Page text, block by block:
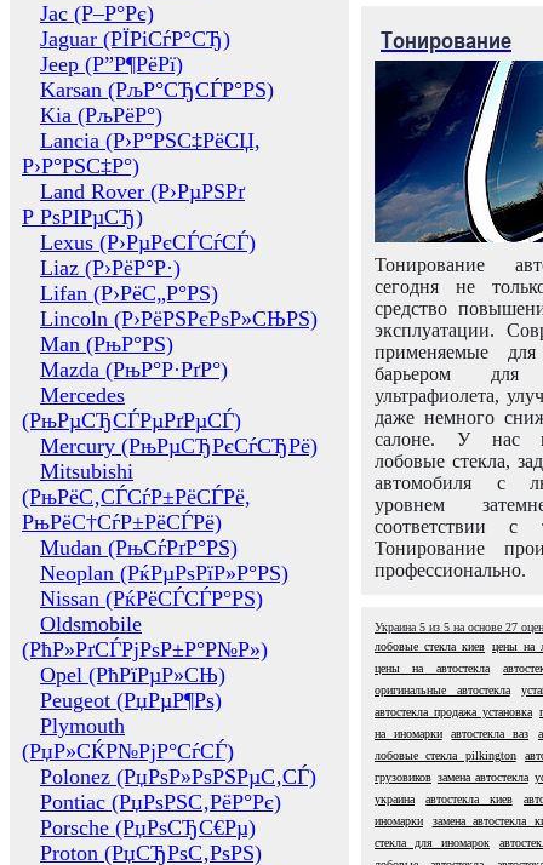
Jac (Р–Р°Рє)
Jaguar (РЇРіСѓР°СЂ)
Jeep (Р”Р¶РёРї)
Karsan (РљР°СЂСЃР°РЅ)
Kia (РљРёР°)
Lancia (Р›Р°РЅС‡РёСЏ,
Р›Р°РЅС‡Р°)
Land Rover (Р›РµРЅРґ
Р РѕРІРµСЂ)
Lexus (Р›РµРєСЃСѓСЃ)
Liaz (Р›РёР°Р·)
Lifan (Р›РёС„Р°РЅ)
Lincoln (Р›РёРЅРєРѕР»СЊРЅ)
Man (РњР°РЅ)
Mazda (РњР°Р·РґР°)
Mercedes
(РњРµСЂСЃРµРґРµСЃ)
Mercury (РњРµСЂРєСѓСЂРё)
Mitsubishi
(РњРёС‚СЃСѓР±РёСЃРё,
РњРёС†СѓР±РёСЃРё)
Mudan (РњСѓРґР°РЅ)
Neoplan (РќРµРѕРїР»Р°РЅ)
Nissan (РќРёСЃСЃР°РЅ)
Oldsmobile
(РћР»РґСЃРјРѕР±Р°Р№Р»)
Opel (РћРїРµР»СЊ)
Peugeot (РџРµР¶Рѕ)
Plymouth
(РџР»СЌР№РјР°СѓСЃ)
Polonez (РџРѕР»РѕРЅРµС‚СЃ)
Pontiac (РџРѕРЅС‚РёР°Рє)
Porsche (РџРѕСЂС€Рµ)
Proton (РџСЂРѕС‚РѕРЅ)
Тонирование
Тонирование
сегодня не
средство
эксплуатации.
применяемые
барьером для
ультрафиолета,
даже немного
салоне. У нас
лобовые стекла,
автомобиля с
уровнем
соответствии с
Тонирование
профессионально.
Украина 5 из 5 на основе 27
лобовые стекла киев цены на
цены на автостекла
оригинальные автостекла
автостекла продажа установка
на иномарки
автостекла ваз
лобовые стекла pilkington
грузовиков замена автостекла
украина
автостекла киев
иномарки
замена автостекла
стекла для иномарок